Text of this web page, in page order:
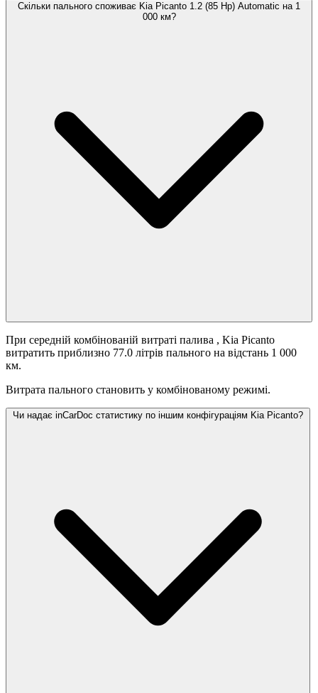
Скільки пального споживає Kia Picanto 1.2 (85 Hp) Automatic на 1
000 км?
При середній комбінованій витраті палива , Kia Picanto
витратить приблизно 77.0 літрів пального на відстань 1 000
км.
Витрата пального становить у комбінованому режимі.
Чи надає inCarDoc статистику по іншим конфігураціям Kia Picanto?